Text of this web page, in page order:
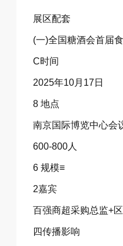
展区配套
(一)全国糖酒会首届
C时间
2025年10月17日
8 地点
南京国际博览中心会
600-800人
6 规模≡
2嘉宾
百强商超采购总监+
四传播影响